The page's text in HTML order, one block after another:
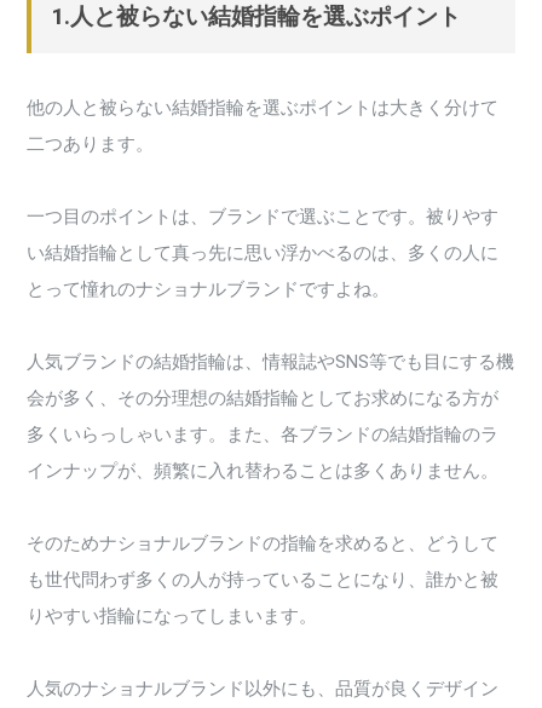
1.人と被らない結婚指輪を選ぶポイント
他の人と被らない結婚指輪を選ぶポイントは大きく分けて
二つあります。
一つ目のポイントは、ブランドで選ぶことです。被りやす
い結婚指輪として真っ先に思い浮かべるのは、多くの人に
とって憧れのナショナルブランドですよね。
人気ブランドの結婚指輪は、情報誌やSNS等でも目にする機
会が多く、その分理想の結婚指輪としてお求めになる方が
多くいらっしゃいます。また、各ブランドの結婚指輪のラ
インナップが、頻繁に入れ替わることは多くありません。
そのためナショナルブランドの指輪を求めると、どうして
も世代問わず多くの人が持っていることになり、誰かと被
りやすい指輪になってしまいます。
人気のナショナルブランド以外にも、品質が良くデザイン